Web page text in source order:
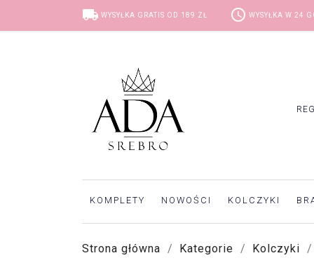
local_shipping WYSYŁKA GRATIS OD 189 ZŁ access_time WYSYŁKA W 24
KOMPLETY NOWOŚCI KOLCZYKI
Strona główna Kategorie Kolczyki